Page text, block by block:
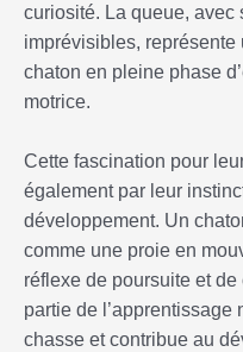
curiosité. La queue, avec
imprévisibles, représente
chaton en pleine phase
motrice.
Cette fascination pour
également par leur
développement. Un
comme une proie en
réflexe de poursuite et
partie de
chasse et contribue au